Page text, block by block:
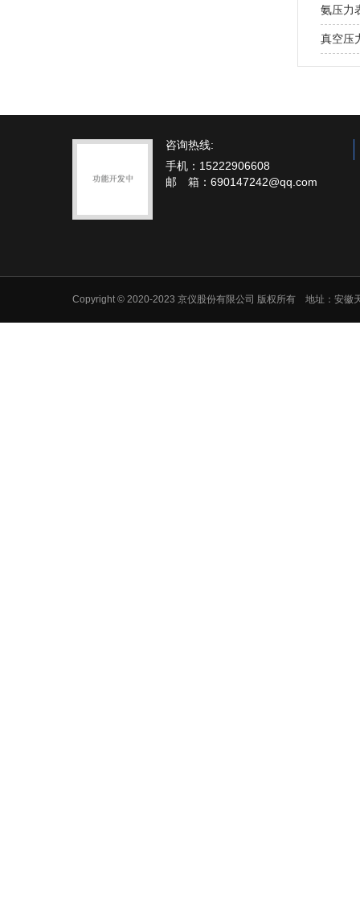
氨压力
真空压
咨询热线:
手机：15222906608
邮 箱：690147242@qq.com
Copyright © 2020-2023 京仪股份有限公司 版权所有 地址：安